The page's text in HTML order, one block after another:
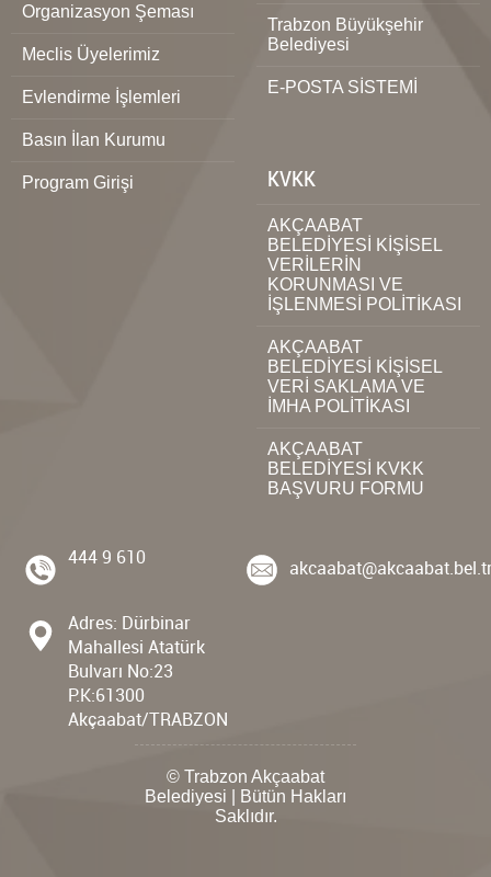
Organizasyon Şeması
Meclis Üyelerimiz
Evlendirme İşlemleri
Basın İlan Kurumu
Program Girişi
Trabzon Büyükşehir
Belediyesi
E-POSTA SİSTEMİ
KVKK
AKÇAABAT
BELEDİYESİ KİŞİSEL
VERİLERİN
KORUNMASI VE
İŞLENMESİ POLİTİKASI
AKÇAABAT
BELEDİYESİ KİŞİSEL
VERİ SAKLAMA VE
İMHA POLİTİKASI
AKÇAABAT
BELEDİYESİ KVKK
BAŞVURU FORMU
444 9 610
Adres: Dürbinar
Mahallesi Atatürk
Bulvarı No:23
P.K:61300
Akçaabat/TRABZON
© Trabzon Akçaabat
Belediyesi | Bütün Hakları
Saklıdır.